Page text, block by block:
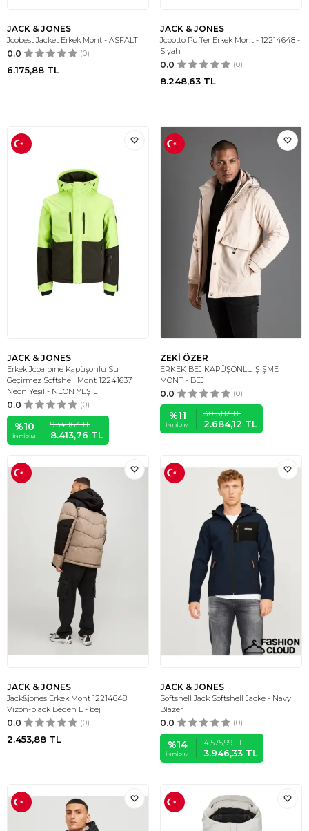
JACK & JONES
Jcobest Jacket Erkek Mont - ASFALT
0.0 (0)
6.175,88 TL
JACK & JONES
Jcootto Puffer Erkek Mont - 12214648 -
Siyah
0.0 (0)
8.248,63 TL
JACK & JONES
Erkek Jcoalpıne Kapüşonlu Su
Geçirmez Softshell Mont 12241637
Neon Yeşil - NEON YEŞİL
0.0 (0)
%10
İNDIRIM
9.348,63TL
8.413,76 TL
ZEKİ ÖZER
ERKEK BEJ KAPÜŞONLU ŞİŞME
MONT - BEJ
0.0 (0)
%11
İNDIRIM
3.015,87TL
2.684,12 TL
JACK & JONES
Jack&jones Erkek Mont 12214648
Vizon-black Beden L - bej
0.0 (0)
2.453,88 TL
JACK & JONES
Softshell Jack Softshell Jacke - Navy
Blazer
0.0 (0)
%14
İNDIRIM
4.575,99TL
3.946,33 TL